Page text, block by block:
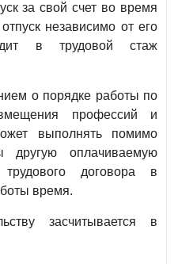
за свой счет во время
независимо от его
в трудовой стаж
о порядке работы по
профессий и
выполнять помимо
другую оплачиваемую
договора в
время.
засчитывается в